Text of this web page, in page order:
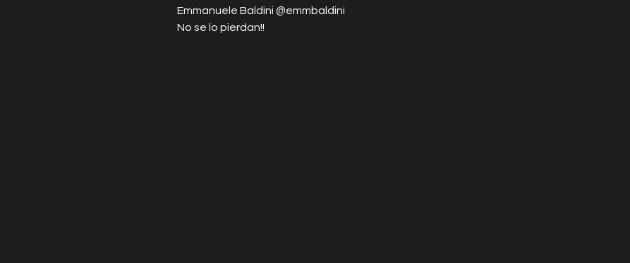
Emmanuele Baldini @emmbaldini
No se lo pierdan!!